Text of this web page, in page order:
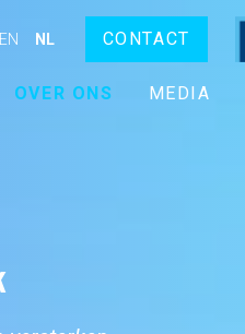
NL CONTACT
OVER ONS MEDIA